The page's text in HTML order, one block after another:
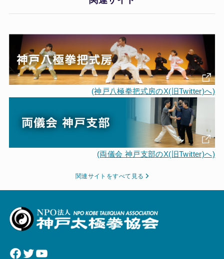
(神戸八極拳把式房のX(旧Twitter)へ)
(両儀会 神戸支部のX(旧Twitter)へ)
関連サイトをすべて見る
Facebook
TwitterYouTube